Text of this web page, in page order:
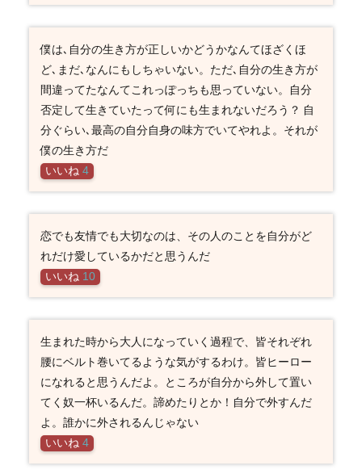
僕は､自分の生き方が正しいかどうかなんてほざくほ
ど､まだ､なんにもしちゃいない。ただ､自分の生き方が
間違ってたなんてこれっぽっちも思っていない。自分
否定して生きていたって何にも生まれないだろう？ 自
分ぐらい､最高の自分自身の味方でいてやれよ。それが
僕の生き方だ
いいね 4
恋でも友情でも大切なのは、その人のことを自分がど
れだけ愛しているかだと思うんだ
いいね 10
生まれた時から大人になっていく過程で、皆それぞれ
腰にベルト巻いてるような気がするわけ。皆ヒーロー
になれると思うんだよ。ところが自分から外して置い
てく奴一杯いるんだ。諦めたりとか！自分で外すんだ
よ。誰かに外されるんじゃない
いいね 4